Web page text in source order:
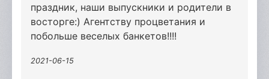
праздник, наши выпускники и родители в
восторге:) Агентству процветания и
побольше веселых банкетов!!!!
2021-06-15